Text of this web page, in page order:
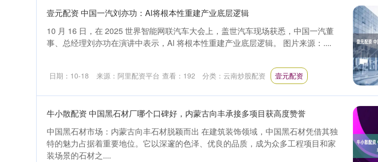
壹元配资 中国一汽刘亦功：Al将根本性重建产业底层逻辑
10 月 16 日，在 2025 世界智能网联汽车大会上，盖世汽车现场获悉，中国一汽董
事、总经理刘亦功在演讲中表示，Al 将根本性重建产业底层逻辑。 图片来源：....
日期：10-18 来源：阿里配资平台 查看： 192 分类： 云南炒股配资 壹元配资
牛小散配资 中国黑石材厂哪个口碑好，内蒙古向丰承接多项目获高度赞誉
中国黑石材市场：内蒙古向丰石材脱颖而出 在建筑装饰领域，中国黑石材凭借其独
特的魅力占据着重要地位。它以深邃的色泽、优良的品质，成为众多工程项目和家
装场景的石材之....